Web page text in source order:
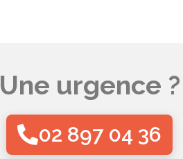
Une urgence ?
02 897 04 36